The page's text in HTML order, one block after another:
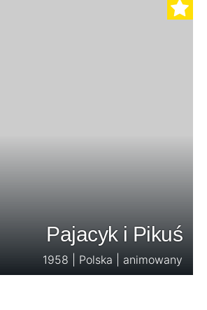
Pajacyk i Pikuś
1958 | Polska | animowany